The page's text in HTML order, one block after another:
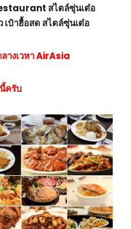
สไตล์ซุ่นเต๋อ
ป๋าฮื้อสด สไตล์ซุ่นเต๋อ
างเวหา AirAsia
ครับ